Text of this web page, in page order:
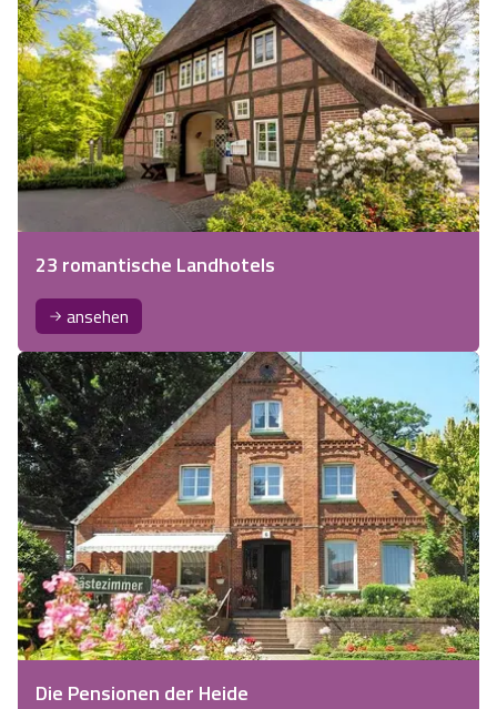
23 romantische Landhotels
ansehen
Die Pensionen der Heide